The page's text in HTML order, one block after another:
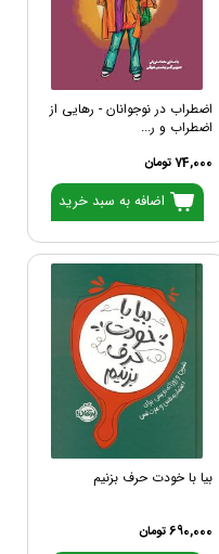
اضطراب در نوجوانان - رهایی از
اضطراب و ر...
74,000 تومان
اضافه به سبد خرید
بیا با خودت حرف بزنیم
690,000 تومان